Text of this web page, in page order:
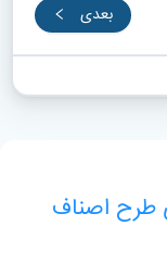
بعدی
طرح اصناف